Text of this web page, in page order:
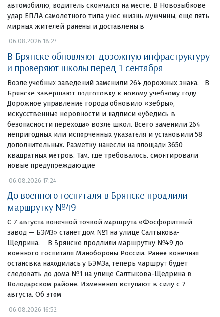
автомобилю, водитель скончался на месте. В Новозыбкове
удар БПЛА самолетного типа унес жизнь мужчины, еще пять
мирных жителей ранены и доставлены в
06.08.2026 18:27
В Брянске обновляют дорожную инфраструктуру
и проверяют школы перед 1 сентября
Возле учебных заведений заменили 264 дорожных знака. В
Брянске завершают подготовку к новому учебному году.
Дорожное управление города обновило «зебры»,
искусственные неровности и надписи «убедись в
безопасности перехода» возле школ. Всего заменили 264
непригодных или испорченных указателя и установили 58
дополнительных. Разметку нанесли на площади 3650
квадратных метров. Там, где требовалось, смонтировали
новые предупреждающие
06.08.2026 17:24
До военного госпиталя в Брянске продлили
маршрутку №49
С 7 августа конечной точкой маршрута «Фосфоритный
завод — БЭМЗ» станет дом №1 на улице Салтыкова-
Щедрина. В Брянске продлили маршрутку №49 до
военного госпиталя Минобороны России. Ранее конечная
остановка находилась у БЭМЗа, теперь маршрут будет
следовать до дома №1 на улице Салтыкова-Щедрина в
Володарском районе. Изменения вступают в силу с 7
августа. Об этом
06.08.2026 16:52